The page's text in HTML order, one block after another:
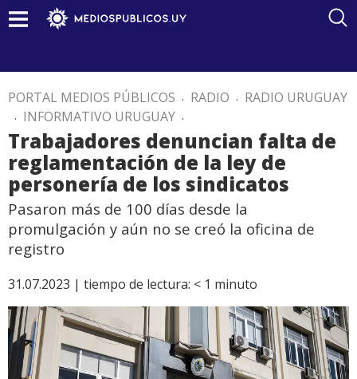
PORTAL MEDIOS PÚBLICOS . RADIO . RADIO URUGUAY
. INFORMATIVO URUGUAY .
Trabajadores denuncian falta de
reglamentación de la ley de
personería de los sindicatos
Pasaron más de 100 días desde la
promulgación y aún no se creó la oficina de
registro
31.07.2023 | tiempo de lectura: < 1 minuto